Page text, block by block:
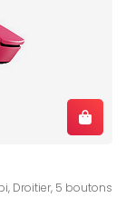
Droitier, 5 boutons